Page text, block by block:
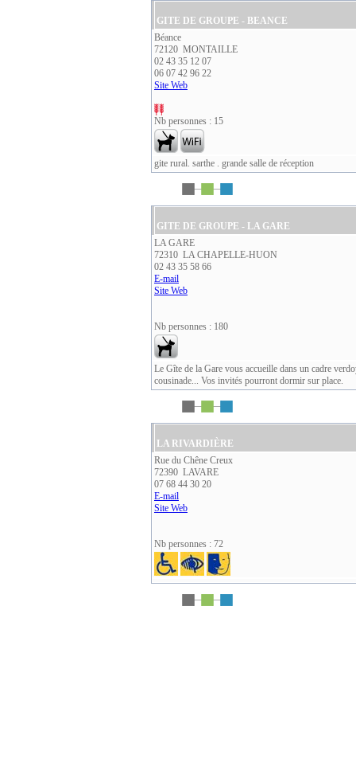
GITE DE GROUPE - BEANCE
Béance
72120 MONTAILLE
02 43 35 12 07
06 07 42 96 22
Site Web
Nb personnes : 15
gite rural. sarthe . grande salle de réception
GITE DE GROUPE - LA GARE
LA GARE
72310 LA CHAPELLE-HUON
02 43 35 58 66
E-mail
Site Web
Nb personnes : 180
Le Gîte de la Gare vous accueille dans un cadre
cousinade... Vos invités pourront dormir sur place.
LA RIVARDIÈRE
Rue du Chêne Creux
72390 LAVARE
07 68 44 30 20
E-mail
Site Web
Nb personnes : 72